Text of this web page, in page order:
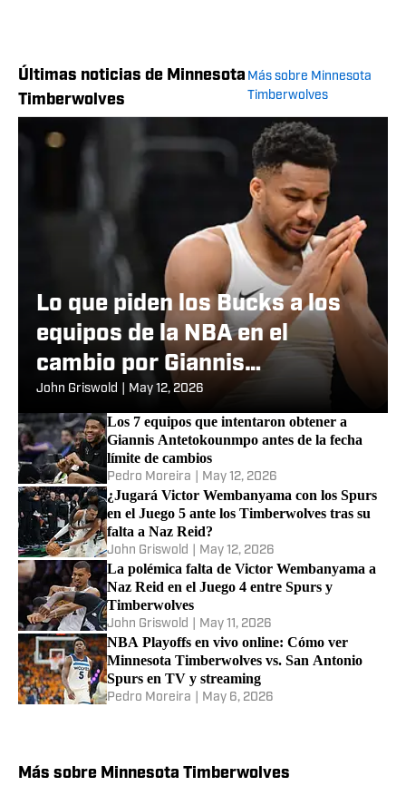
Últimas noticias de Minnesota
Timberwolves
Más sobre Minnesota
Timberwolves
Lo que piden los Bucks a los
equipos de la NBA en el
cambio por Giannis
Antetokounmpo
John Griswold May 12, 2026
Los 7 equipos que intentaron obtener a
Giannis Antetokounmpo antes de la fecha
límite de cambios
Pedro Moreira May 12, 2026
¿Jugará Victor Wembanyama con los Spurs
en el Juego 5 ante los Timberwolves tras su
falta a Naz Reid?
John Griswold May 12, 2026
La polémica falta de Victor Wembanyama a
Naz Reid en el Juego 4 entre Spurs y
Timberwolves
John Griswold May 11, 2026
NBA Playoffs en vivo online: Cómo ver
Minnesota Timberwolves vs. San Antonio
Spurs en TV y streaming
Pedro Moreira May 6, 2026
Más sobre Minnesota Timberwolves